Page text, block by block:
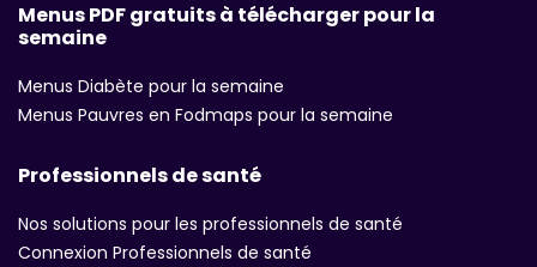
Menus PDF gratuits à télécharger pour la
semaine
Menus Diabète pour la semaine
Menus Pauvres en Fodmaps pour la semaine
Professionnels de santé
Nos solutions pour les professionnels de santé
Connexion Professionnels de santé